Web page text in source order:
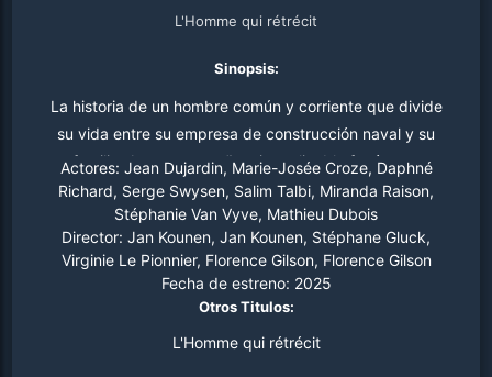
L'Homme qui rétrécit
Sinopsis:
La historia de un hombre común y corriente que divide
su vida entre su empresa de construcción naval y su
familia. Ante un extraño e inexplicable fenómeno
meteorológico durante un viaje por mar, comienza a
menguar inexorablemente, sin que la ciencia pueda
explicarlo. Atrapado repentinamente en su propio sótano
y midiendo apenas unos centímetros de altura, debe
luchar por sobrevivir en este entorno cotidiano que se ha
menguante' (The Shrinking Man) de Richard Matheson.
Actores: Jean Dujardin, Marie-Josée Croze, Daphné
Richard, Serge Swysen, Salim Talbi, Miranda Raison,
Stéphanie Van Vyve, Mathieu Dubois
Director: Jan Kounen, Jan Kounen, Stéphane Gluck,
Virginie Le Pionnier, Florence Gilson, Florence Gilson
Fecha de estreno: 2025
Otros Titulos:
L'Homme qui rétrécit